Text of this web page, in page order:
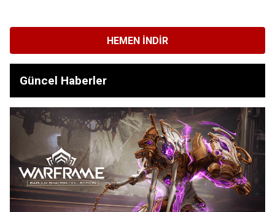
HEMEN İNDIR
Güncel Haberler